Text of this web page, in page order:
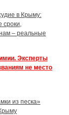
в Крыму:
сроки,
– реальные
Эксперты
не место
из песка»